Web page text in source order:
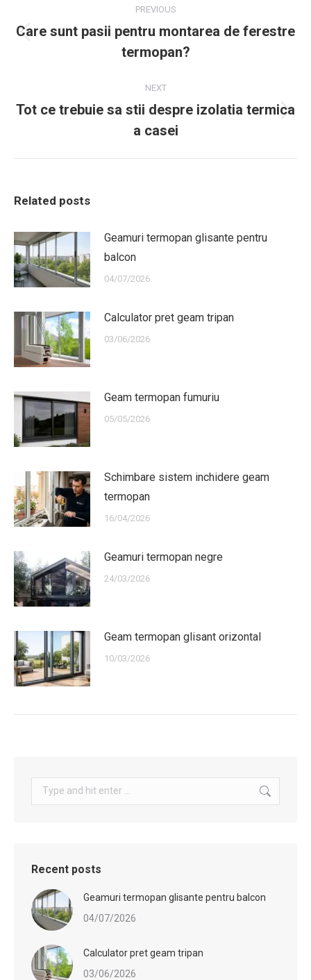
PREVIOUS
Previous
post:
Care sunt pasii pentru montarea de ferestre
termopan?
NEXT
Next
post:
Tot ce trebuie sa stii despre izolatia termica
a casei
Related posts
Geamuri termopan glisante pentru
balcon
04/07/2026
Calculator pret geam tripan
03/06/2026
Geam termopan fumuriu
05/05/2026
Schimbare sistem inchidere geam
termopan
16/04/2026
Geamuri termopan negre
24/03/2026
Geam termopan glisant orizontal
10/03/2026
Search:
Recent posts
Geamuri termopan glisante pentru balcon
04/07/2026
Calculator pret geam tripan
03/06/2026